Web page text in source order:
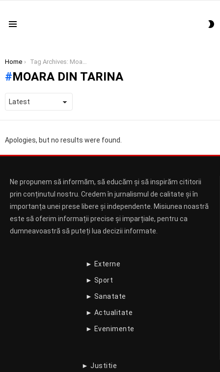
You are here:
Home Tag Archives: Moara din tarina
MOARA DIN TARINA
Apologies, but no results were found.
Ne propunem să informăm, să educăm și să inspirăm cititorii
prin conținutul nostru. Credem în jurnalismul de calitate și în
importanța unei prese libere și independente. Misiunea noastră
este să oferim informații precise și imparțiale, pentru ca
dumneavoastră să puteți lua decizii informate.
► Externe
► Sport
► Sanatate
► Actualitate
► Evenimente
► Justitie